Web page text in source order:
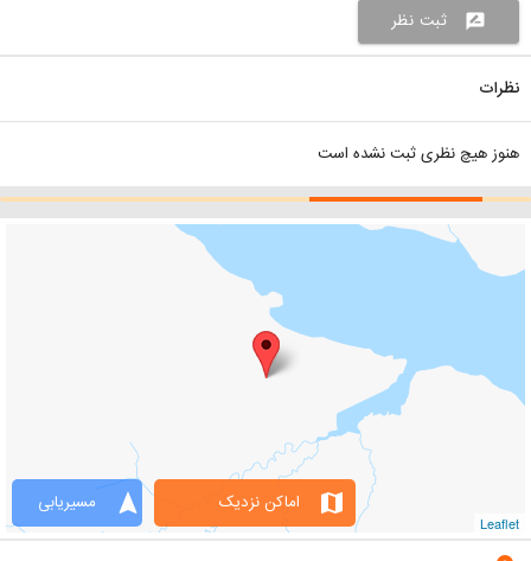
rate_review ثبت نظر
نظرات
هنوز هیچ نظری ثبت نشده است
Leaflet
navigation مسیریابی map اماکن نزدیک